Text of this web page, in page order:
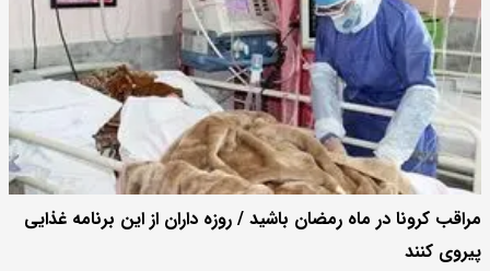
مراقب کرونا در ماه رمضان باشید / روزه داران از این برنامه غذایی
پیروی کنند